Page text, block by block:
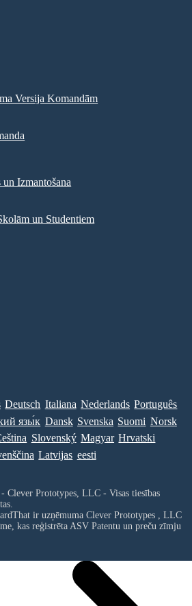
Versija Komandām
Izmantošana
un Studentiem
Deutsch Italiana Nederlands Português
язы́к Dansk Svenska Suomi Norsk
Slovenský Magyar Hrvatski
Latvijas eesti
Clever Prototypes, LLC - Visas tiesības
ir uzņēmuma Clever Prototypes , LLC
kas reģistrēta ASV Patentu un preču zīmju